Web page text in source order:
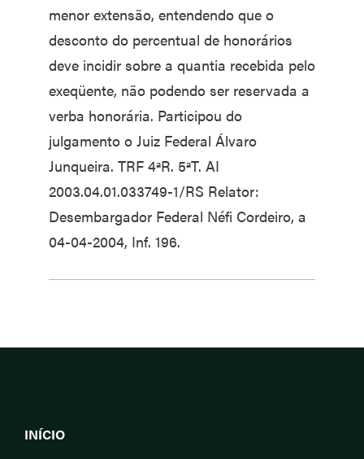
menor extensão, entendendo que o
desconto do percentual de honorários
deve incidir sobre a quantia recebida pelo
exeqüente, não podendo ser reservada a
verba honorária. Participou do
julgamento o Juiz Federal Álvaro
Junqueira. TRF 4ªR. 5ªT. AI
2003.04.01.033749-1/RS Relator:
Desembargador Federal Néfi Cordeiro, a
04-04-2004, Inf. 196.
INÍCIO